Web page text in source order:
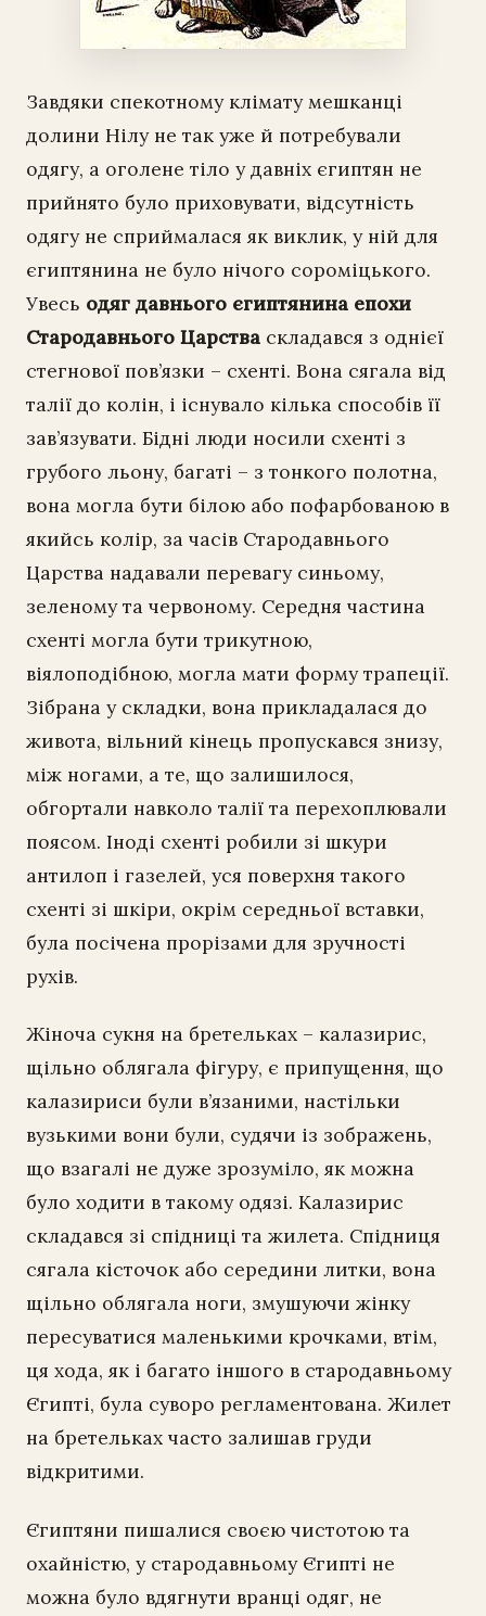
Завдяки спекотному клімату мешканці
долини Нілу не так уже й потребували
одягу, а оголене тіло у давніх єгиптян не
прийнято було приховувати, відсутність
одягу не сприймалася як виклик, у ній для
єгиптянина не було нічого сороміцького.
Увесь одяг давнього єгиптянина епохи
Стародавнього Царства складався з однієї
стегнової пов’язки – схенті. Вона сягала від
талії до колін, і існувало кілька способів її
зав’язувати. Бідні люди носили схенті з
грубого льону, багаті – з тонкого полотна,
вона могла бути білою або пофарбованою в
якийсь колір, за часів Стародавнього
Царства надавали перевагу синьому,
зеленому та червоному. Середня частина
схенті могла бути трикутною,
віялоподібною, могла мати форму трапеції.
Зібрана у складки, вона прикладалася до
живота, вільний кінець пропускався знизу,
між ногами, а те, що залишилося,
обгортали навколо талії та перехоплювали
поясом. Іноді схенті робили зі шкури
антилоп і газелей, уся поверхня такого
схенті зі шкіри, окрім середньої вставки,
була посічена прорізами для зручності
рухів.
Жіноча сукня на бретельках – калазирис,
щільно облягала фігуру, є припущення, що
калазириси були в’язаними, настільки
вузькими вони були, судячи із зображень,
що взагалі не дуже зрозуміло, як можна
було ходити в такому одязі. Калазирис
складався зі спідниці та жилета. Спідниця
сягала кісточок або середини литки, вона
щільно облягала ноги, змушуючи жінку
пересуватися маленькими крочками, втім,
ця хода, як і багато іншого в стародавньому
Єгипті, була суворо регламентована. Жилет
на бретельках часто залишав груди
відкритими.
Єгиптяни пишалися своєю чистотою та
охайністю, у стародавньому Єгипті не
можна було вдягнути вранці одяг, не